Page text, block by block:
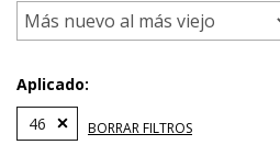
Aplicado:
46
BORRAR FILTROS